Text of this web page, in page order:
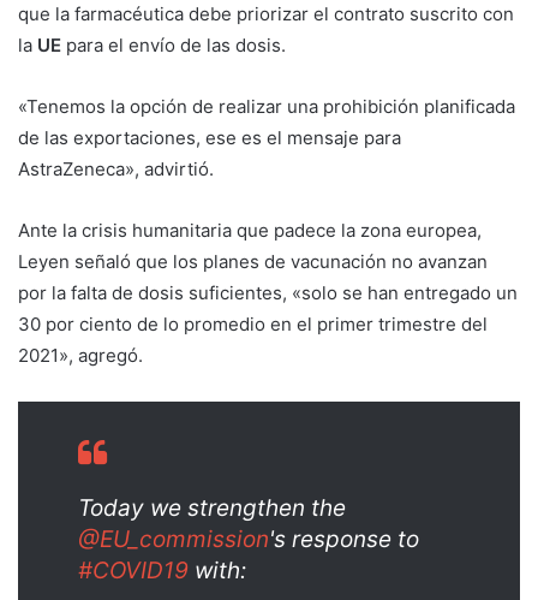
que la farmacéutica debe priorizar el contrato suscrito con
la UE para el envío de las dosis.
«Tenemos la opción de realizar una prohibición planificada
de las exportaciones, ese es el mensaje para
AstraZeneca», advirtió.
Ante la crisis humanitaria que padece la zona europea,
Leyen señaló que los planes de vacunación no avanzan
por la falta de dosis suficientes, «solo se han entregado un
30 por ciento de lo promedio en el primer trimestre del
2021», agregó.
Today we strengthen the
@EU_commission's response to
#COVID19 with: